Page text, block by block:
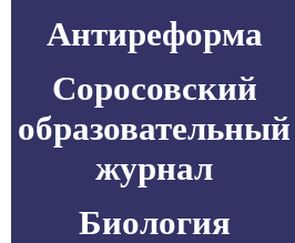
Антиреформа
Соросовский
образовательный
журнал
Биология